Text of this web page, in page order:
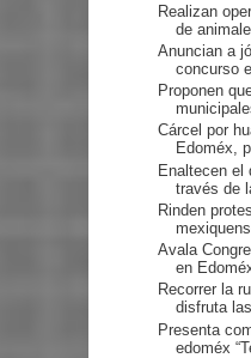
Realizan
de
Anuncian a
concurso
Proponen
Cárcel por
Edoméx,
Enaltecen el
través de
Rinden
Avala
en
Recorrer la
disfruta
Presenta
edoméx